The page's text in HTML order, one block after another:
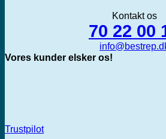
Kontakt os
70 22 00
Vores kunder elsker os!
Trustpilot